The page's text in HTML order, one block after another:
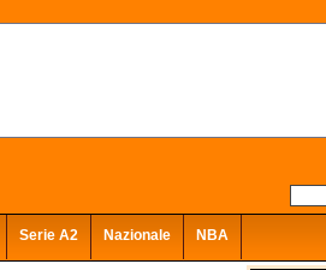
Serie A2 Nazionale NBA